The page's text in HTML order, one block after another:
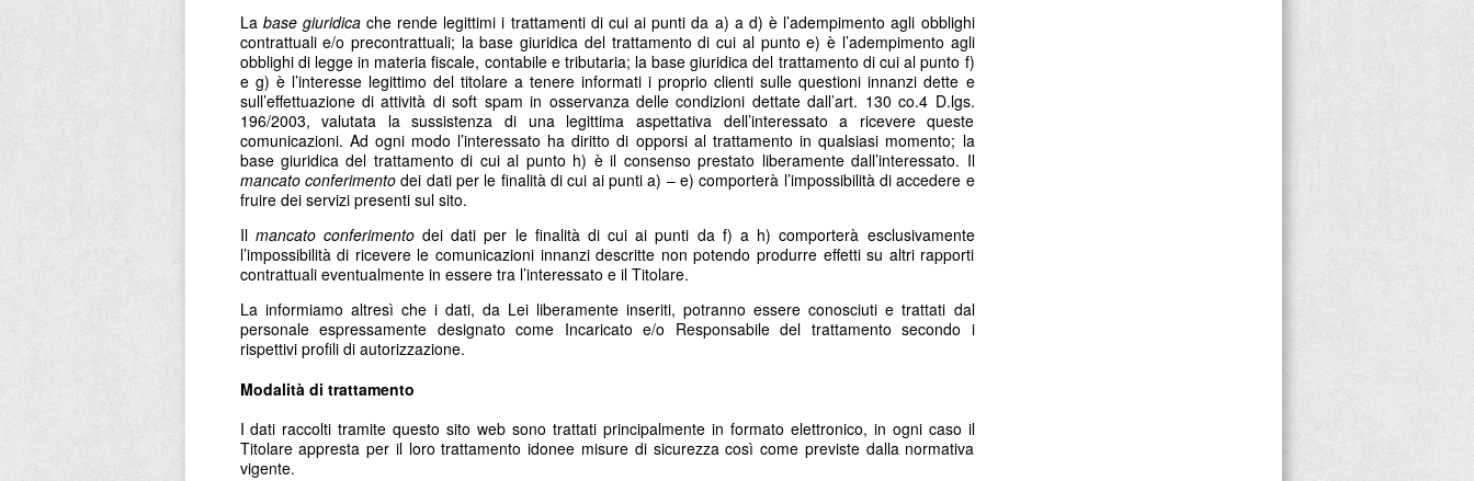
La base giuridicache rende legittimi i trattamenti di cui ai punti da a) a d) è l’adempimento agli obblighi
contrattuali e/o precontrattuali; la base giuridica del trattamento di cui al punto e) è l’adempimento agli
obblighi di legge in materia fiscale, contabile e tributaria; la base giuridica del trattamento di cui al punto f)
e g) è l’interesse legittimo del titolare a tenere informati i proprio clienti sulle questioni innanzi dette e
sull’effettuazione di attività di soft spam in osservanza delle condizioni dettate dall’art. 130 co.4 D.lgs.
196/2003, valutata la sussistenza di una legittima aspettativa dell’interessato a ricevere queste
comunicazioni. Ad ogni modo l’interessato ha diritto di opporsi al trattamento in qualsiasi momento; la
base giuridica del trattamento di cui al punto h) è il consenso prestato liberamente dall’interessato. Il
mancato conferimentodei dati per le finalità di cui ai punti a) – e) comporterà l’impossibilità di accedere e
fruire dei servizi presenti sul sito.
Il mancato conferimentodei dati per le finalità di cui ai punti da f) a h) comporterà esclusivamente
l’impossibilità di ricevere le comunicazioni innanzi descritte non potendo produrre effetti su altri rapporti
contrattuali eventualmente in essere tra l’interessato e il Titolare.
La informiamo altresì che i dati, da Lei liberamente inseriti, potranno essere conosciuti e trattati dal
personale espressamente designato come Incaricato e/o Responsabile del trattamento secondo i
rispettivi profili di autorizzazione.
Modalità di trattamento
I dati raccolti tramite questo sito web sono trattati principalmente in formato elettronico, in ogni caso il
Titolare appresta per il loro trattamento idonee misure di sicurezza così come previste dalla normativa
vigente.